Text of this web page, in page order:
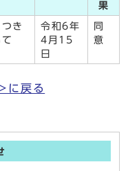
果
き
令和6年
4月15
日
同
意
に戻る